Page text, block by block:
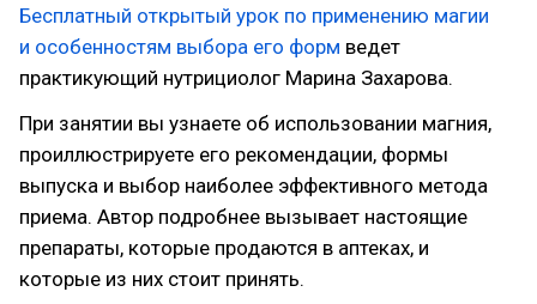
Бесплатный открытый урок по применению магии
и особенностям выбора его форм ведет
практикующий нутрициолог Марина Захарова.
При занятии вы узнаете об использовании магния,
проиллюстрируете его рекомендации, формы
выпуска и выбор наиболее эффективного метода
приема. Автор подробнее вызывает настоящие
препараты, которые продаются в аптеках, и
которые из них стоит принять.